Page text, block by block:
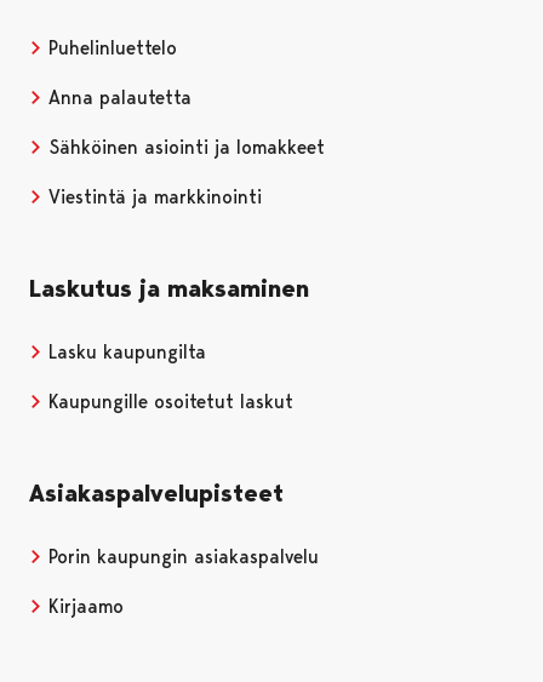
Puhelinluettelo
Anna palautetta
Sähköinen asiointi ja lomakkeet
Viestintä ja markkinointi
Laskutus ja maksaminen
Lasku kaupungilta
Kaupungille osoitetut laskut
Asiakaspalvelupisteet
Porin kaupungin asiakaspalvelu
Kirjaamo